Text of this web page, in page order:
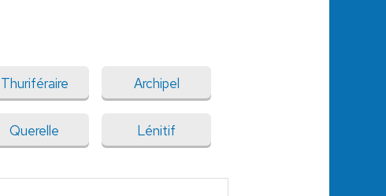
Thuriféraire Archipel
Querelle Lénitif